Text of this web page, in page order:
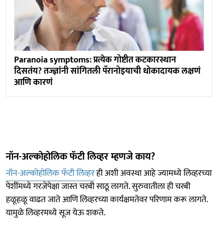
Paranoia symptoms: प्रत्येक गोष्टीत कटकारस्थान
दिसतंय? तज्ज्ञांनी सांगितली पॅरानोइयाची धोकादायक लक्षणं
आणि कारणं
नॉन-अल्कोहोलिक फॅटी लिव्हर म्हणजे काय?
नॉन-अल्कोहोलिक फॅटी लिव्हरही अशी अवस्था आहे ज्यामध्ये लिव्हरच्या
पेशींमध्ये गरजेपेक्षा जास्त चरबी साठू लागते. सुरुवातीला ही चरबी
हळूहळू वाढत जाते आणि लिव्हरच्या कार्यक्षमतेवर परिणाम करू लागते.
यामुळे लिव्हरमध्ये सूज येऊ शकते.